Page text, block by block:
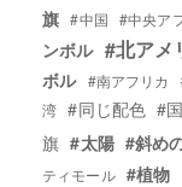
旗 #中国 #中央ア
ンボル #北アメ
ボル #南アフリカ
湾 #同じ配色 #
旗 #太陽 #斜め
ティモール #植物